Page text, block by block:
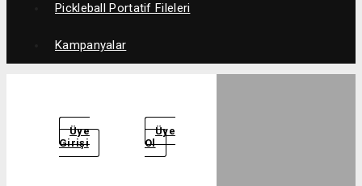
Pickleball Portatif Fileleri
Kampanyalar
Üye
Girişi
Üye
Ol